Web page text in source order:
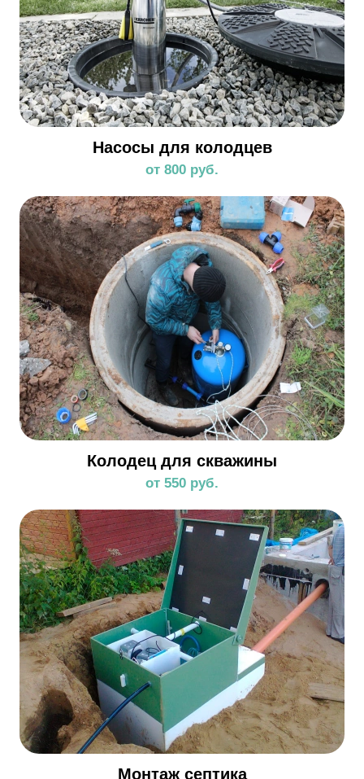
Насосы для колодцев
от 800 руб.
Колодец для скважины
от 550 руб.
Монтаж септика